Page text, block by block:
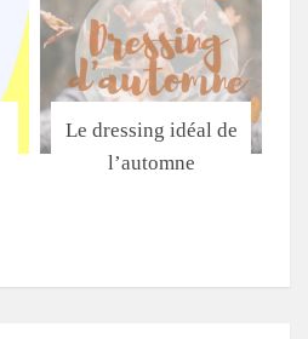
Le dressing idéal de
l’automne